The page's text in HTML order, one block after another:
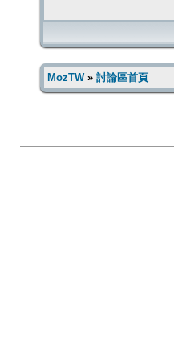
MozTW» 討論區首頁